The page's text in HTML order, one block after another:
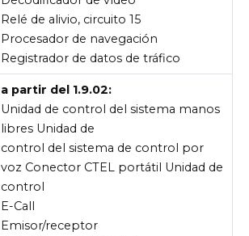
Relé de alivio, circuito 15
Procesador de navegación
Registrador de datos de tráfico
a partir del 1.9.02:
Unidad de control del sistema manos
libres Unidad de
control del sistema de control por
voz Conector CTEL portátil Unidad de
control
E-Call
Emisor/receptor